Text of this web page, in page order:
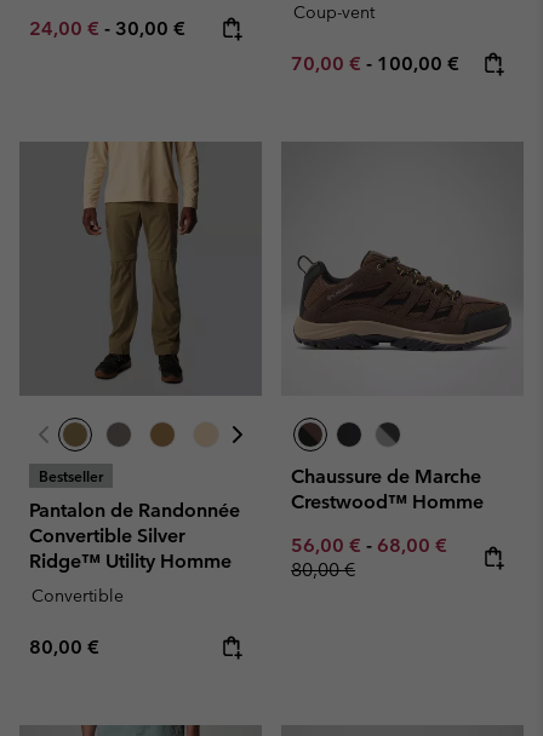
Minimum sale price:
24,00 € - Maximum price:
30,00 €
Coup-vent
Minimum sale price:
70,00 € - Maximum price:
100,00 €
Bestseller
Pantalon de Randonnée
Convertible Silver
Ridge™ Utility Homme
Convertible
Regular price:
80,00 €
Chaussure de Marche
Crestwood™ Homme
Minimum sale price:
56,00 € - Maximum sale
68,00 € Regular
80,00 €